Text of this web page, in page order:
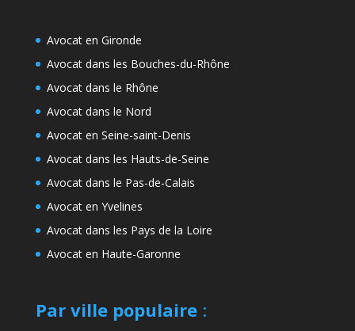
Avocat en Gironde
Avocat dans les Bouches-du-Rhône
Avocat dans le Rhône
Avocat dans le Nord
Avocat en Seine-saint-Denis
Avocat dans les Hauts-de-Seine
Avocat dans le Pas-de-Calais
Avocat en Yvelines
Avocat dans les Pays de la Loire
Avocat en Haute-Garonne
Par ville populaire: